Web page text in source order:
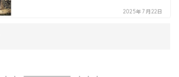
2025年7月22日